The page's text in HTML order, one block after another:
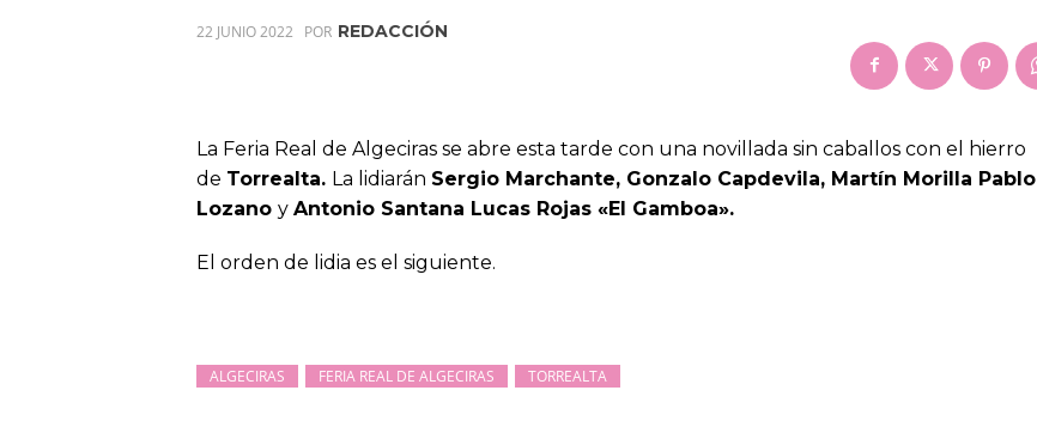
22 JUNIO 2022 POR REDACCIÓN
La Feria Real de Algeciras se abre esta tarde con una novillada sin caballos con el hierro
de Torrealta. La lidiarán Sergio Marchante, Gonzalo Capdevila, Martín Morilla Pablo
Lozano y Antonio Santana Lucas Rojas «El Gamboa».
El orden de lidia es el siguiente.
ALGECIRAS FERIA REAL DE ALGECIRAS TORREALTA